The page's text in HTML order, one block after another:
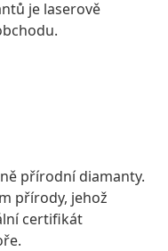
je laserově
přírodní diamanty.
přírody, jehož
certifikát